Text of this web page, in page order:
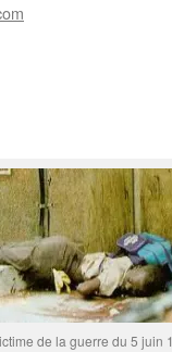
de la guerre du 5 juin